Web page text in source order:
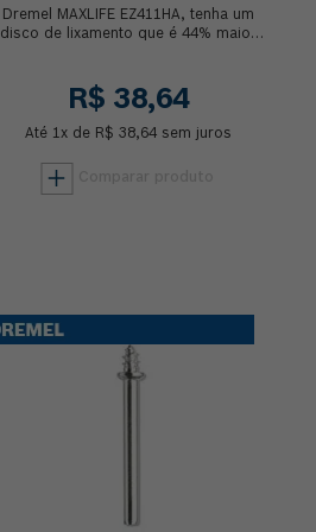
Dremel MAXLIFE EZ411HA, tenha um
disco de lixamento que é 44% maior
R$ 38,64
Até 1x de R$ 38,64 sem juros